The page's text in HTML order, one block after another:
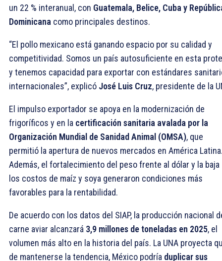
un 22 % interanual, con Guatemala, Belice, Cuba y
Dominicana como principales destinos.
“El pollo mexicano está ganando espacio por su calidad y
competitividad. Somos un país autosuficiente en esta
y tenemos capacidad para exportar con estándares
internacionales”, explicó José Luis Cruz, presidente de la
El impulso exportador se apoya en la modernización de
frigoríficos y en la certificación sanitaria avalada por la
Organización Mundial de Sanidad Animal (OMSA), que
permitió la apertura de nuevos mercados en América
Además, el fortalecimiento del peso frente al dólar y la baja
los costos de maíz y soya generaron condiciones más
favorables para la rentabilidad.
De acuerdo con los datos del SIAP, la producción nacional
carne aviar alcanzará 3,9 millones de toneladas en 2025, el
volumen más alto en la historia del país. La UNA proyecta
de mantenerse la tendencia, México podría duplicar sus